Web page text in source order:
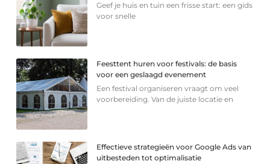
Geef je huis en tuin een frisse start: een gids
voor snelle
Feesttent huren voor festivals: de basis
voor een geslaagd evenement
Een festival organiseren vraagt om veel
voorbereiding. Van de juiste locatie en
Effectieve strategieën voor Google Ads van
uitbesteden tot optimalisatie